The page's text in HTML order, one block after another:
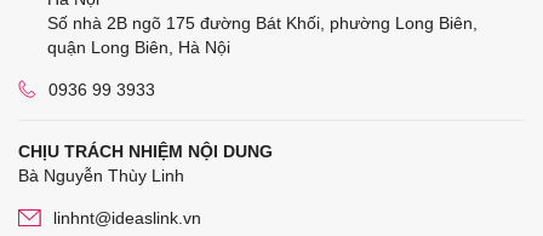
Số nhà 2B ngõ 175 đường Bát Khối, phường Long Biên,
quận Long Biên, Hà Nội
0936 99 3933
CHỊU TRÁCH NHIỆM NỘI DUNG
Bà Nguyễn Thùy Linh
linhnt@ideaslink.vn